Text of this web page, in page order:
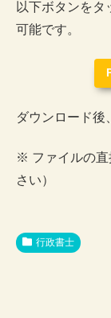
以下ボタンを
可能です。
ダウンロード後
※ ファイルの直
さい）
行政書士